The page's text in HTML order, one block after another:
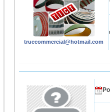
truecommercial@hotmail.com